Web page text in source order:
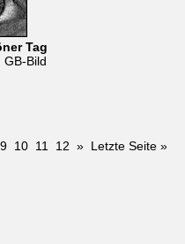
Tag
GB-Bild
9 10 11 12 » Letzte Seite »